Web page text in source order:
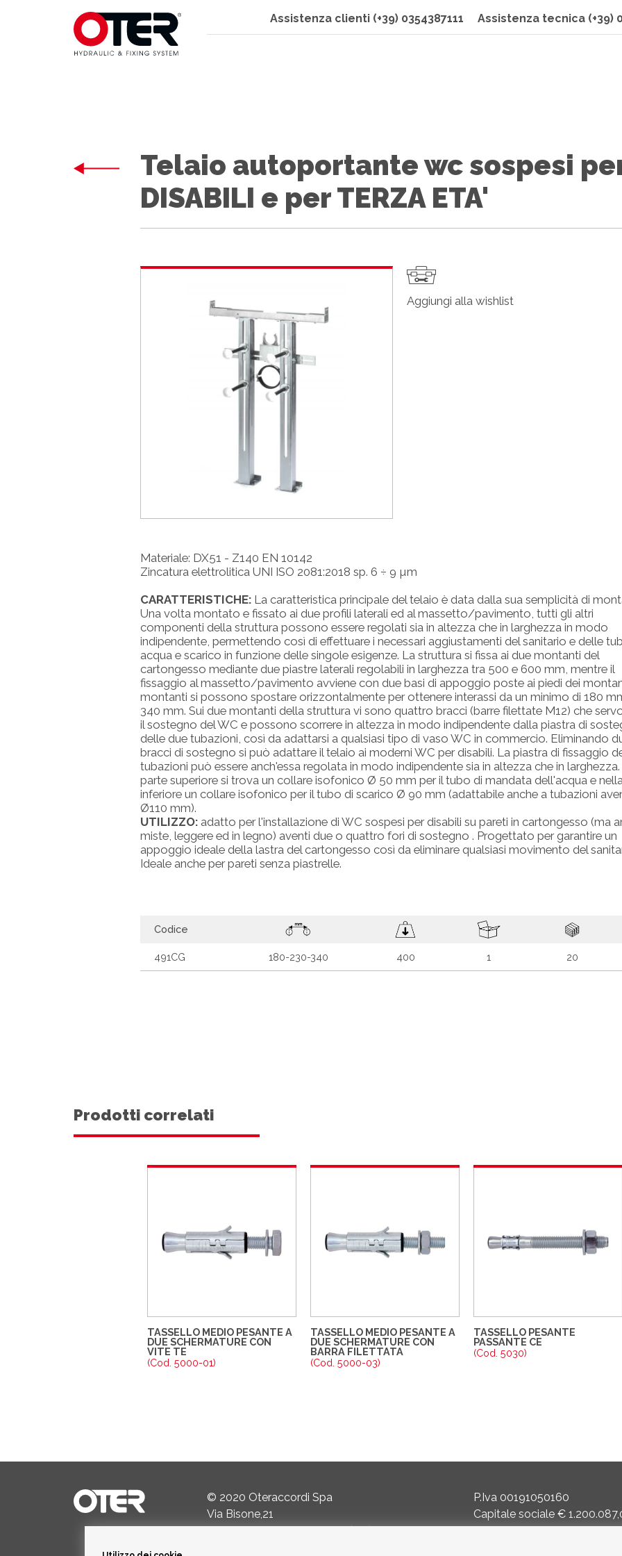
Assistenza clienti (+39) 0354387111 Assistenza tecnica (+39)
Telaio autoportante wc sospesi
DISABILI e per TERZA ETA'
Aggiungi alla wishlist
Materiale: DX51 - Z140 EN 10142
Zincatura elettrolitica UNI ISO 2081:2018 sp. 6 ÷ 9 µm
CARATTERISTICHE: La caratteristica principale del telaio è data dalla sua semplicità di
Una volta montato e fissato ai due profili laterali ed al massetto/pavimento, tutti gli altri
componenti della struttura possono essere regolati sia in altezza che in larghezza in modo
indipendente, permettendo così di effettuare i necessari aggiustamenti del sanitario e delle
acqua e scarico in funzione delle singole esigenze. La struttura si fissa ai due montanti del
cartongesso mediante due piastre laterali regolabili in larghezza tra 500 e 600 mm, mentre il
fissaggio al massetto/pavimento avviene con due basi di appoggio poste ai piedi dei
montanti si possono spostare orizzontalmente per ottenere interassi da un minimo di 180
340 mm. Sui due montanti della struttura vi sono quattro bracci (barre filettate M12) che
il sostegno del WC e possono scorrere in altezza in modo indipendente dalla piastra di
delle due tubazioni, così da adattarsi a qualsiasi tipo di vaso WC in commercio. Eliminando
bracci di sostegno si può adattare il telaio ai moderni WC per disabili. La piastra di fissaggio
tubazioni può essere anch'essa regolata in modo indipendente sia in altezza che in
parte superiore si trova un collare isofonico Ø 50 mm per il tubo di mandata dell'acqua e
inferiore un collare isofonico per il tubo di scarico Ø 90 mm (adattabile anche a tubazioni
Ø110 mm).
UTILIZZO: adatto per l'installazione di WC sospesi per disabili su pareti in cartongesso (ma
miste, leggere ed in legno) aventi due o quattro fori di sostegno . Progettato per garantire un
appoggio ideale della lastra del cartongesso così da eliminare qualsiasi movimento del
Ideale anche per pareti senza piastrelle.
Codice
491CG 180-230-340 400 1 20
Prodotti correlati
TASSELLO MEDIO PESANTE A
DUE SCHERMATURE CON
VITE TE
(Cod. 5000-01)
TASSELLO MEDIO PESANTE A
DUE SCHERMATURE CON
BARRA FILETTATA
(Cod. 5000-03)
TASSELLO PESANTE
PASSANTE CE
(Cod. 5030)
© 2020 Oteraccordi Spa
Via Bisone,21
P.Iva 00191050160
Capitale sociale €